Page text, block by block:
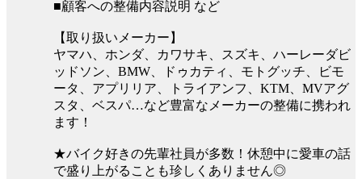
■顧客への整備内容説明 など
【取り扱いメーカー】
ヤマハ、ホンダ、カワサキ、スズキ、ハーレーダビ
ッドソン、BMW、ドゥカティ、モトグッチ、ビモ
ータ、アプリリア、トライアンフ、KTM、MVアグ
スタ、ベスパ…など豊富なメーカーの整備に携われ
ます！
★バイク好きの先輩社員が多数！休憩中に愛車の話
で盛り上がることも珍しくありません◎